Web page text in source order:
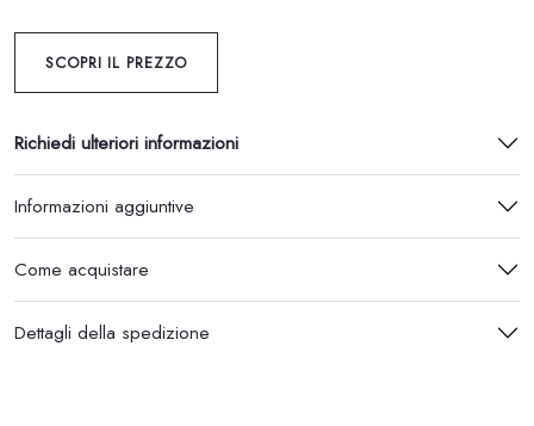
SCOPRI IL PREZZO
Richiedi ulteriori informazioni
Informazioni aggiuntive
Come acquistare
Dettagli della spedizione